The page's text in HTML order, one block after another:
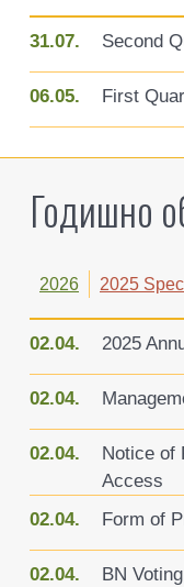
31.07. Second
06.05. First
Годишно
2026 2025
02.04. 2025
02.04.
02.04.
Notice of
Access
02.04.
Form of
02.04.
BN